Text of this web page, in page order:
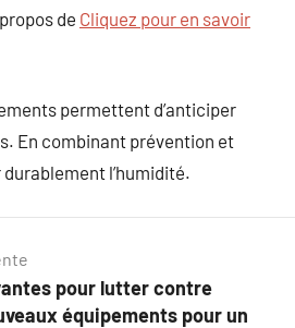
de Cliquez pour en savoir
permettent d’anticiper
En combinant prévention et
l’humidité.
pour lutter contre
équipements pour un